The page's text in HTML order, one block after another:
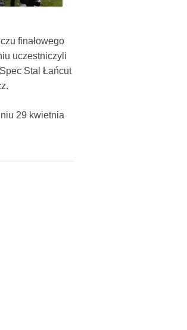
finałowego
uczestniczyli
Stal Łańcut
29 kwietnia